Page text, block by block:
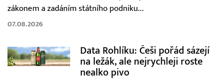
zákonem a zadáním státního podniku...
07.08.2026
Data Rohlíku: Češi pořád sázejí
na ležák, ale nejrychleji roste
nealko pivo